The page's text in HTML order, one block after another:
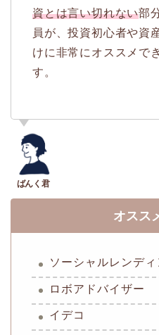
資とは言い切れない部
員が、投資初心者や資
けに非常にオススメで
す。
オスス
ソーシャルレンディ
ロボアドバイザー
イデコ